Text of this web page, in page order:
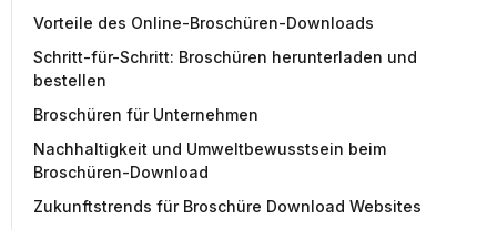
Vorteile des Online-Broschüren-Downloads
Schritt-für-Schritt: Broschüren herunterladen und
bestellen
Broschüren für Unternehmen
Nachhaltigkeit und Umweltbewusstsein beim
Broschüren-Download
Zukunftstrends für Broschüre Download Websites